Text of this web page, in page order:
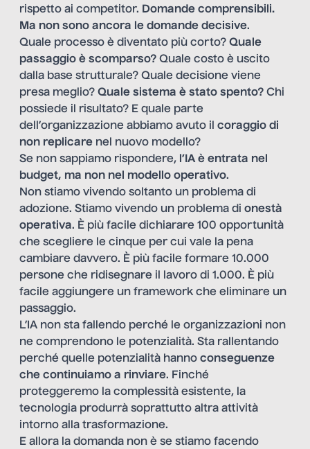
rispetto ai competitor. Domande comprensibili.
Ma non sono ancora le domande decisive.
Quale processo è diventato più corto? Quale
passaggio è scomparso? Quale costo è uscito
dalla base strutturale? Quale decisione viene
presa meglio? Quale sistema è stato spento? Chi
possiede il risultato? E quale parte
dell’organizzazione abbiamo avuto il coraggio di
non replicare nel nuovo modello?
Se non sappiamo rispondere, l’IA è entrata nel
budget, ma non nel modello operativo.
Non stiamo vivendo soltanto un problema di
adozione. Stiamo vivendo un problema di onestà
operativa. È più facile dichiarare 100 opportunità
che scegliere le cinque per cui vale la pena
cambiare davvero. È più facile formare 10.000
persone che ridisegnare il lavoro di 1.000. È più
facile aggiungere un framework che eliminare un
passaggio.
L’IA non sta fallendo perché le organizzazioni non
ne comprendono le potenzialità. Sta rallentando
perché quelle potenzialità hanno conseguenze
che continuiamo a rinviare. Finché
proteggeremo la complessità esistente, la
tecnologia produrrà soprattutto altra attività
intorno alla trasformazione.
E allora la domanda non è se stiamo facendo